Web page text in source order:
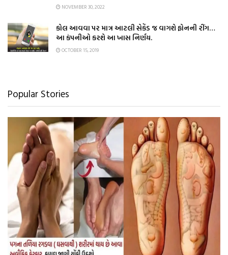
NOVEMBER 30, 2022
કોલ આવવા પર માત્ર આટલી સેકેંડ જ વાગશે ફોનની રીંગ…
આ કંપનીઓ કરશે આ ખાસ નિર્ણય.
OCTOBER 15, 2019
Popular Stories